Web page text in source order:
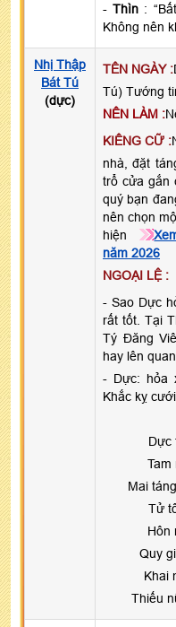
-Thìn :
Không nên
Nhị Thập
Bát Tú
(dực)
TÊN NGÀY :
Tú) Tướng
NÊN LÀM :
KIÊNG CỮ :
nhà, đặt
trổ cửa gắn
quý bạn
nên chọn
hiện
năm 2026
NGOẠI LỆ :
- Sao Dực
rất tốt. Tại
Tý Đăng
hay lên
- Dực: hỏa
Khắc kỵ
Dực
Tam
Mai
Tử
Hôn
Quy
Khai
Thiếu